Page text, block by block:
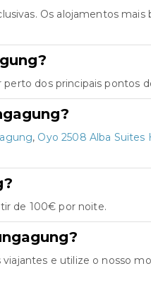
Os alojamentos mais
dos principais pontos
, Oyo 2508 Alba Suites
de 100€ por noite.
e utilize o nosso